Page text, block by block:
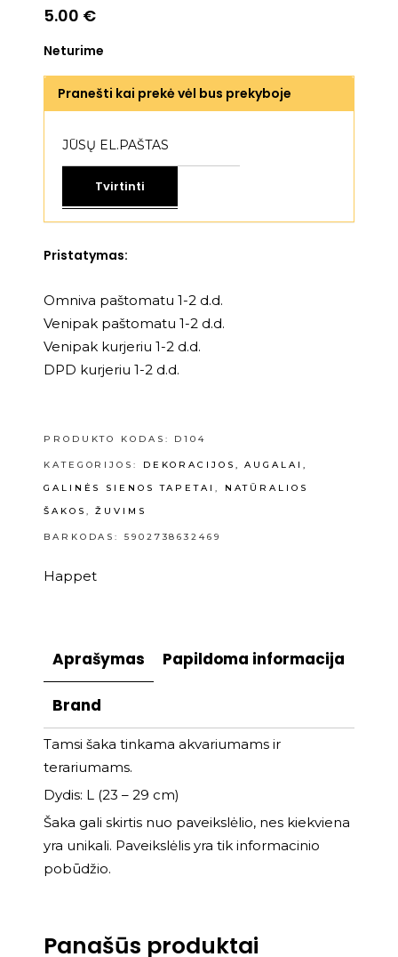
5.00 €
Neturime
Pranešti kai prekė vėl bus prekyboje
Tvirtinti
Pristatymas:
Omniva paštomatu 1-2 d.d.
Venipak paštomatu 1-2 d.d.
Venipak kurjeriu 1-2 d.d.
DPD kurjeriu 1-2 d.d.
PRODUKTO KODAS: D104
KATEGORIJOS: DEKORACIJOS, AUGALAI,
GALINĖS SIENOS TAPETAI ,
NATŪRALIOS
ŠAKOS ,ŽUVIMS
BARKODAS: 5902738632469
Happet
Aprašymas Papildoma informacija
Brand
Tamsi šaka tinkama akvariumams ir
terariumams.
Dydis: L (23 – 29 cm)
Šaka gali skirtis nuo paveikslėlio, nes kiekviena
yra unikali. Paveikslėlis yra tik informacinio
pobūdžio.
Panašūs produktai